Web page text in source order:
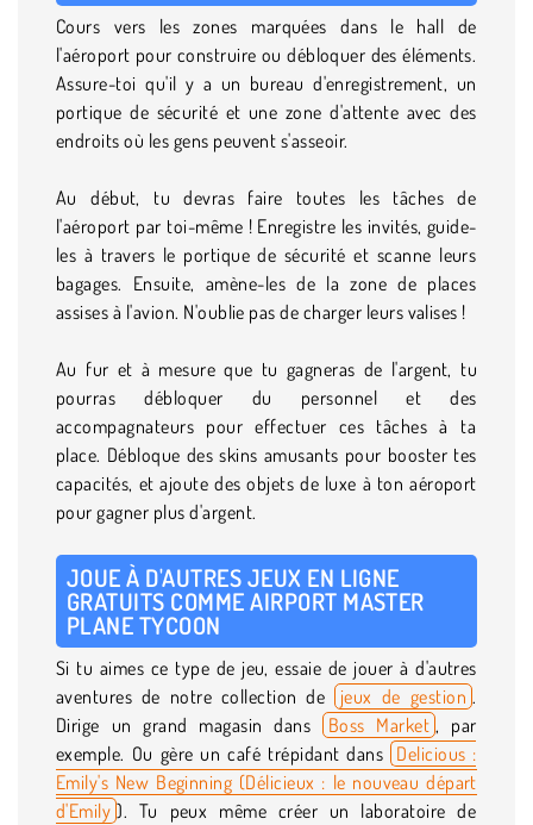
Cours vers les zones marquées dans le hall de
l'aéroport pour construire ou débloquer des éléments.
Assure-toi qu'il y a un bureau d'enregistrement, un
portique de sécurité et une zone d'attente avec des
endroits où les gens peuvent s'asseoir.
Au début, tu devras faire toutes les tâches de
l'aéroport par toi-même ! Enregistre les invités, guide-
les à travers le portique de sécurité et scanne leurs
bagages. Ensuite, amène-les de la zone de places
assises à l'avion. N'oublie pas de charger leurs valises !
Au fur et à mesure que tu gagneras de l'argent, tu
pourras débloquer du personnel et des
accompagnateurs pour effectuer ces tâches à ta
place. Débloque des skins amusants pour booster tes
capacités, et ajoute des objets de luxe à ton aéroport
pour gagner plus d'argent.
JOUE À D'AUTRES JEUX EN LIGNE
GRATUITS COMME AIRPORT MASTER
PLANE TYCOON
Si tu aimes ce type de jeu, essaie de jouer à d'autres
aventures de notre collection de
jeux de gestion .
Dirige un grand magasin dans
Boss Market , par
exemple. Ou gère un café trépidant dans Delicious :
Emily's New Beginning (Délicieux : le nouveau départ
d'Emily ). Tu peux même créer un laboratoire de